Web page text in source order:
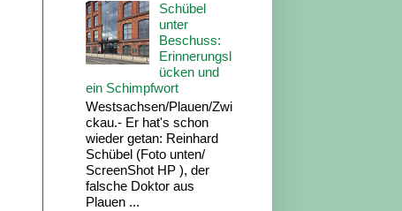
Schübel
unter
Beschuss:
Erinnerungsl
ücken und
ein Schimpfwort
Westsachsen/Plauen/Zwi
ckau.- Er hat's schon
wieder getan: Reinhard
Schübel (Foto unten/
ScreenShot HP ), der
falsche Doktor aus
Plauen ...